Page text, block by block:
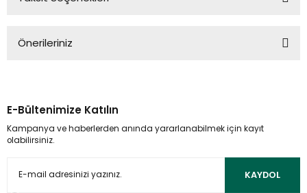
Önerileriniz
kullanarak tarafımıza iletebilirsiniz.
Görüş ve önerileriniz için teşekkür ederiz.
Ürün açıklamasında eksik bilgiler bulunuyor.
E-Bültenimize Katılın
Kampanya ve haberlerden anında yararlanabilmek için kayıt
olabilirsiniz.
KAYDOL